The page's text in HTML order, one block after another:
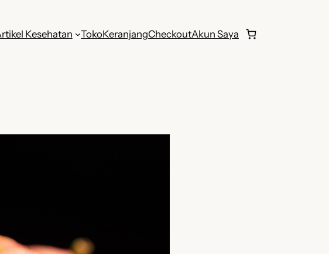
Kesehatan TokoKeranjangCheckoutAkun Saya